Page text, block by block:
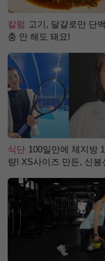
칼럼 고기, 달걀로만 단
충 안 해도 돼요!
식단 100일만에 체지방
량! XS사이즈 만든, 신봉